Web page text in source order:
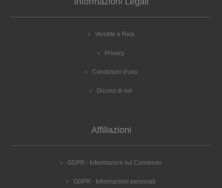
Vendite e Resi
Privacy
Condizioni d'uso
Dicono di noi
Affiliazioni
GDPR - Informazioni sul Consenso
GDPR - Informazioni personali